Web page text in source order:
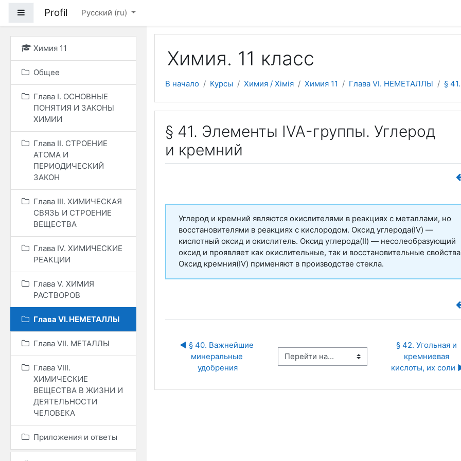
Боковая панель
Profil Русский ‎(ru)‎
Химия 11
Общее
Глава I. ОСНОВНЫЕ
ПОНЯТИЯ И ЗАКОНЫ
ХИМИИ
Глава II. СТРОЕНИЕ
АТОМА И
ПЕРИОДИЧЕСКИЙ
ЗАКОН
Глава III. ХИМИЧЕСКАЯ
СВЯЗЬ И СТРОЕНИЕ
ВЕЩЕСТВА
Глава IV. ХИМИЧЕСКИЕ
РЕАКЦИИ
Глава V. ХИМИЯ
РАСТВОРОВ
Глава VI. НЕМЕТАЛЛЫ
Глава VII. МЕТАЛЛЫ
Глава VIII.
ХИМИЧЕСКИЕ
ВЕЩЕСТВА В ЖИЗНИ И
ДЕЯТЕЛЬНОСТИ
ЧЕЛОВЕКА
Приложения и ответы
Химия. 11 класс
В начало Курсы Химия / Хімія Химия 11 Глава VI. НЕМЕТАЛЛЫ §
§ 41. Элементы IVA-группы. Углерод
и кремний
Углерод и кремний являются окислителями в реакциях с металлами, но
восстановителями в реакциях с кислородом. Оксид углерода(IV) —
кислотный оксид и окислитель. Оксид углерода(II) — несолеобразующий
оксид и проявляет как окислительные, так и восстановительные
Оксид кремния(IV) применяют в производстве стекла.
◀︎ § 40. Важнейшие
минеральные
удобрения
Перейти на...
§ 42. Угольная и
кремниевая
кислоты, их соли